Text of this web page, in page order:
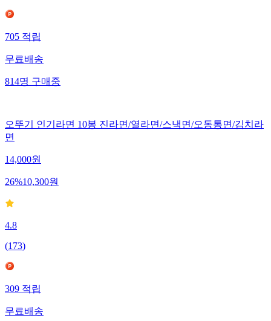
705 적립
무료배송
814명 구매중
오뚜기 인기라면 10봉 진라면/열라면/스낵면/오동통면/김치라
면
14,000원
26%10,300원
4.8
(173)
309적립
무료배송